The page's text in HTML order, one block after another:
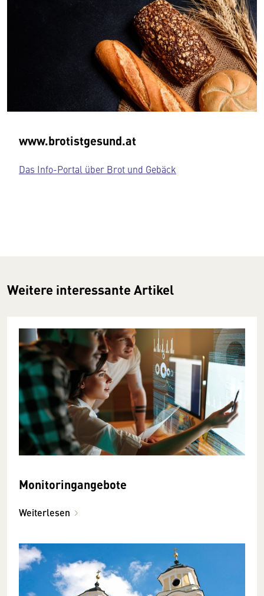
www.brotistgesund.at
Das Info-Portal über Brot und Gebäck
Weitere interessante Artikel
Monitoringangebote
Weiterlesen